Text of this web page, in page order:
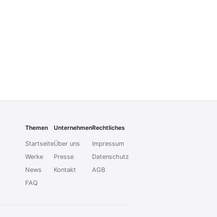
Themen
Startseite
Werke
News
FAQ
Unternehmen
Über uns
Presse
Kontakt
Rechtliches
Impressum
Datenschutz
AGB